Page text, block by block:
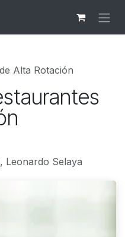
Alta Rotación
Leonardo Selaya